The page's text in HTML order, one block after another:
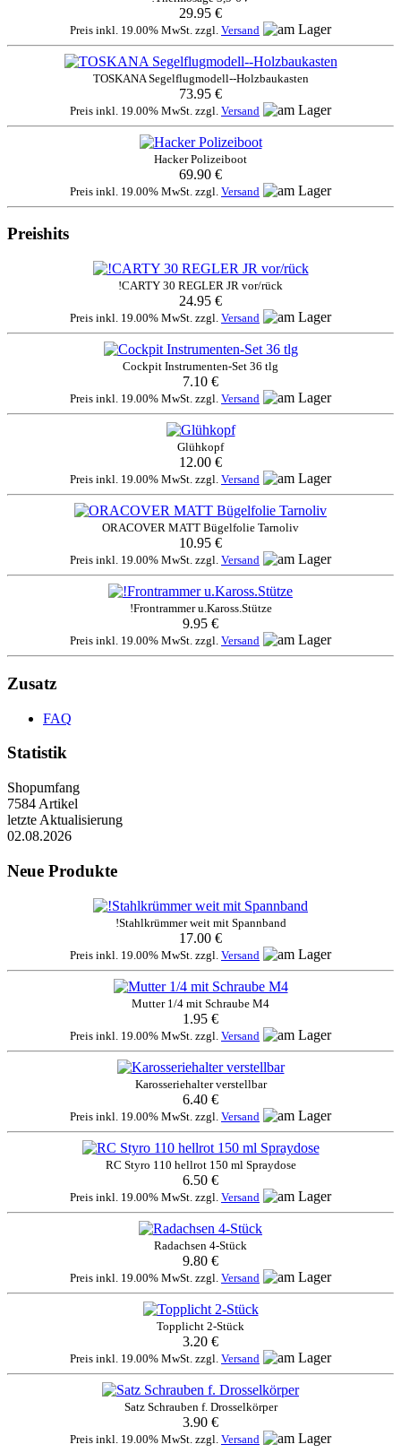
29.95 €
Preis inkl. 19.00% MwSt. zzgl. Versand
TOSKANA Segelflugmodell--Holzbaukasten
73.95 €
Preis inkl. 19.00% MwSt. zzgl. Versand
Hacker Polizeiboot
69.90 €
Preis inkl. 19.00% MwSt. zzgl. Versand
Preishits
!CARTY 30 REGLER JR vor/rück
24.95 €
Preis inkl. 19.00% MwSt. zzgl. Versand
Cockpit Instrumenten-Set 36 tlg
7.10 €
Preis inkl. 19.00% MwSt. zzgl. Versand
Glühkopf
12.00 €
Preis inkl. 19.00% MwSt. zzgl. Versand
ORACOVER MATT Bügelfolie Tarnoliv
10.95 €
Preis inkl. 19.00% MwSt. zzgl. Versand
!Frontrammer u.Kaross.Stütze
9.95 €
Preis inkl. 19.00% MwSt. zzgl. Versand
Zusatz
FAQ
Statistik
Shopumfang
7584 Artikel
letzte Aktualisierung
02.08.2026
Neue Produkte
!Stahlkrümmer weit mit Spannband
17.00 €
Preis inkl. 19.00% MwSt. zzgl. Versand
Mutter 1/4 mit Schraube M4
1.95 €
Preis inkl. 19.00% MwSt. zzgl. Versand
Karosseriehalter verstellbar
6.40 €
Preis inkl. 19.00% MwSt. zzgl. Versand
RC Styro 110 hellrot 150 ml Spraydose
6.50 €
Preis inkl. 19.00% MwSt. zzgl. Versand
Radachsen 4-Stück
9.80 €
Preis inkl. 19.00% MwSt. zzgl. Versand
Topplicht 2-Stück
3.20 €
Preis inkl. 19.00% MwSt. zzgl. Versand
Satz Schrauben f. Drosselkörper
3.90 €
Preis inkl. 19.00% MwSt. zzgl. Versand